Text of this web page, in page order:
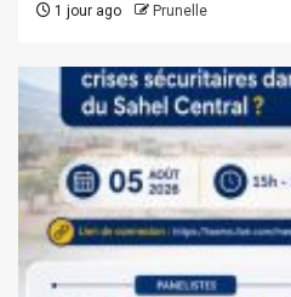
1 jour ago Prunelle